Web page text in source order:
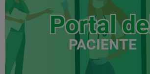
Portal del
PACIENTE